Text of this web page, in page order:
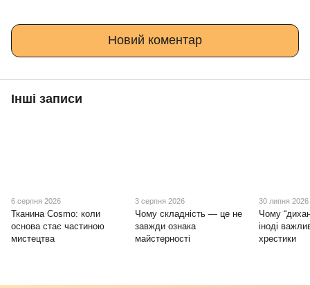
Новий коментар
Інші записи
6 серпня 2026
Тканина Cosmo: коли
основа стає частиною
мистецтва
3 серпня 2026
Чому складність — це не
завжди ознака
майстерності
30 липня 2026
Чому
іноді
хрестики